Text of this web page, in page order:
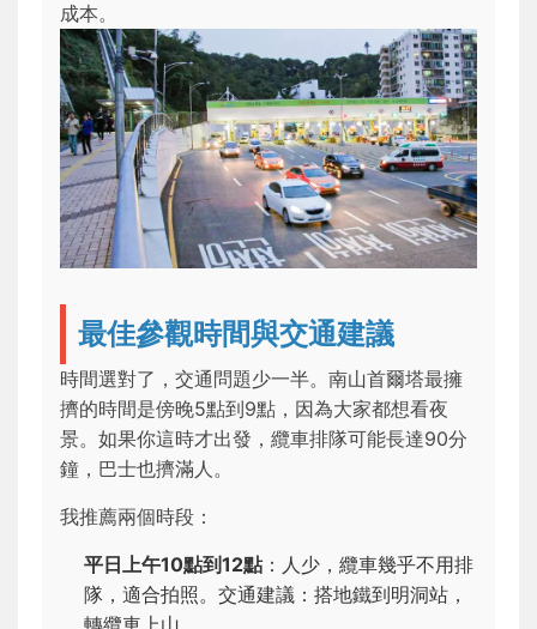
成本。
最佳參觀時間與交通建議
時間選對了，交通問題少一半。南山首爾塔最擁
擠的時間是傍晚5點到9點，因為大家都想看夜
景。如果你這時才出發，纜車排隊可能長達90分
鐘，巴士也擠滿人。
我推薦兩個時段：
平日上午10點到12點 ：人少，纜車幾乎不用排
隊，適合拍照。交通建議：搭地鐵到明洞站，